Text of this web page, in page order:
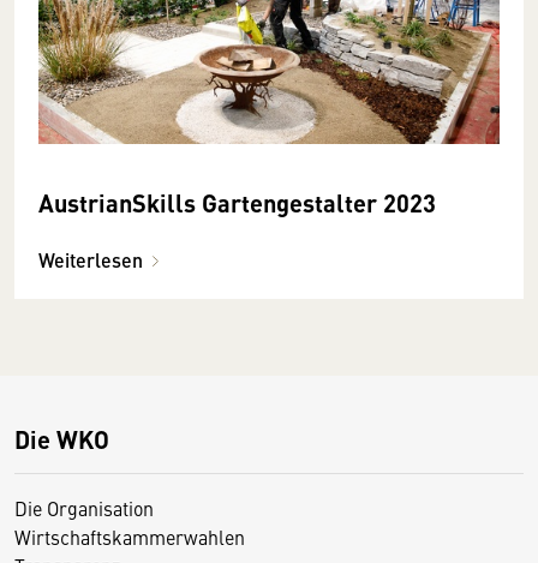
AustrianSkills Gartengestalter 2023
Weiterlesen
Die WKO
Die Organisation
Wirtschaftskammerwahlen